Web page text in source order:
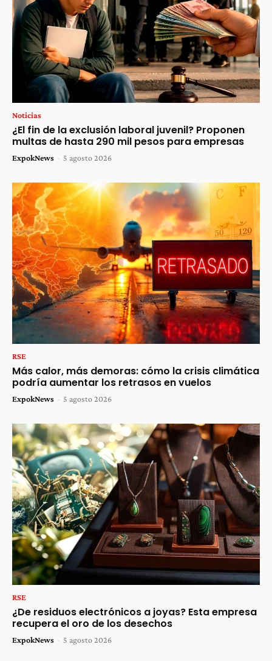
Noticias
¿El fin de la exclusión laboral juvenil? Proponen
multas de hasta 290 mil pesos para empresas
ExpokNews - 5 agosto 2026
RSE
Más calor, más demoras: cómo la crisis climática
podría aumentar los retrasos en vuelos
ExpokNews - 5 agosto 2026
RSE
¿De residuos electrónicos a joyas? Esta empresa
recupera el oro de los desechos
ExpokNews - 5 agosto 2026